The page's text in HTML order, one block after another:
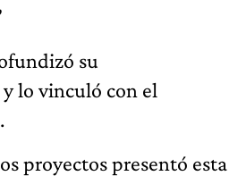
su
lo vinculó con el
proyectos presentó esta